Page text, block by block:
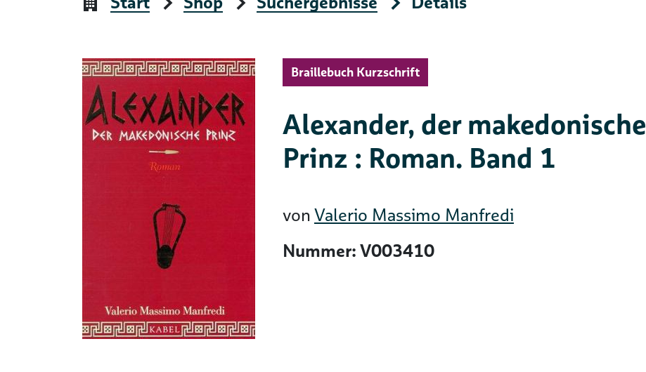
Braillebuch Kurzschrift
Alexander, der makedonische
Prinz : Roman. Band 1
vonValerio Massimo Manfredi
Nummer: V003410